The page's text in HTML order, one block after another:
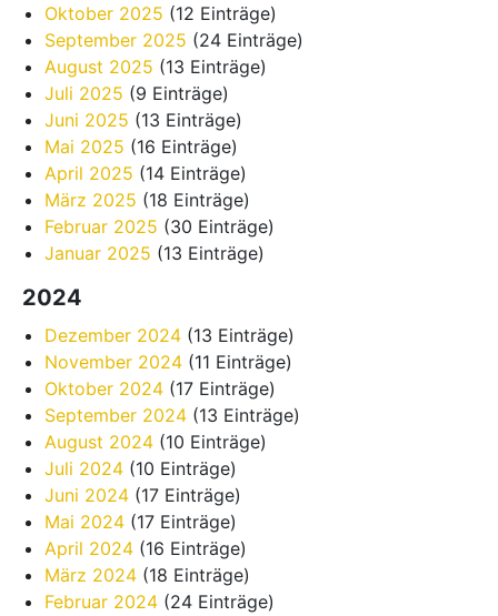
Oktober 2025 (12 Einträge)
September 2025 (24 Einträge)
August 2025 (13 Einträge)
Juli 2025 (9 Einträge)
Juni 2025 (13 Einträge)
Mai 2025 (16 Einträge)
April 2025 (14 Einträge)
März 2025 (18 Einträge)
Februar 2025 (30 Einträge)
Januar 2025 (13 Einträge)
2024
Dezember 2024 (13 Einträge)
November 2024 (11 Einträge)
Oktober 2024 (17 Einträge)
September 2024 (13 Einträge)
August 2024 (10 Einträge)
Juli 2024 (10 Einträge)
Juni 2024 (17 Einträge)
Mai 2024 (17 Einträge)
April 2024 (16 Einträge)
März 2024 (18 Einträge)
Februar 2024 (24 Einträge)